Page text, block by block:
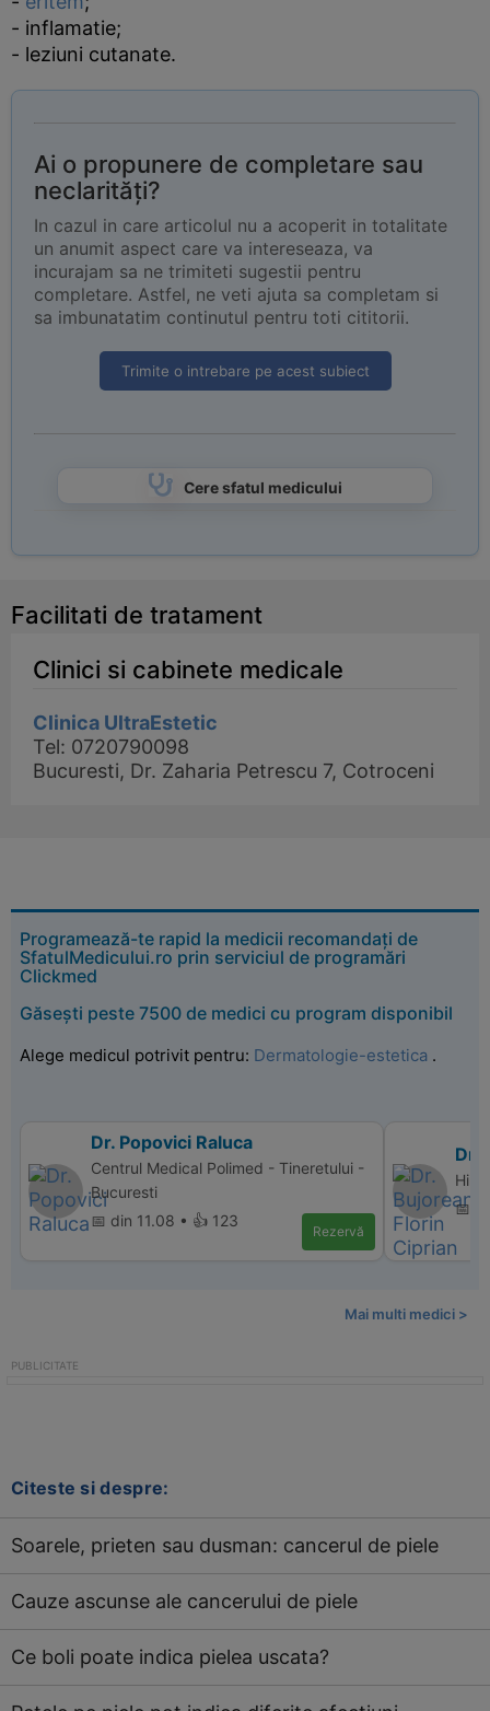
- inflamatie;
- leziuni cutanate.
Ai o propunere de completare sau
neclarități?
In cazul in care articolul nu a acoperit in totalitate
un anumit aspect care va intereseaza, va
incurajam sa ne trimiteti sugestii pentru
completare. Astfel, ne veti ajuta sa completam si
sa imbunatatim continutul pentru toti cititorii.
Trimite o intrebare pe acest subiect
Cere sfatul medicului
Facilitati de tratament
Clinici si cabinete medicale
Clinica UltraEstetic
Tel: 0720790098
Bucuresti, Dr. Zaharia Petrescu 7, Cotroceni
Programează-te rapid la medicii recomandați de
SfatulMedicului.ro prin serviciul de programări
Clickmed
Găsești peste 7500 de medici cu program disponibil
Alege medicul potrivit pentru: Dermatologie-estetica .
Dr. Popovici Raluca
Centrul Medical Polimed - Tineretului -
Bucuresti
📅 din 11.08 • 👍 123
Rezervă
Dr.
📅
Mai multi medici >
Citeste si despre:
Soarele, prieten sau dusman: cancerul de piele
Cauze ascunse ale cancerului de piele
Ce boli poate indica pielea uscata?